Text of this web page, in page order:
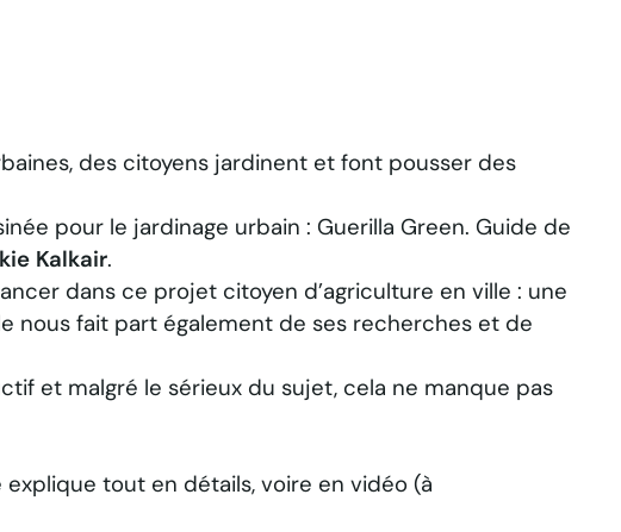
des citoyens jardinent et font pousser des
pour le jardinage urbain : Guerilla Green. Guide de
Kalkair.
dans ce projet citoyen d’agriculture en ville : une
nous fait part également de ses recherches et de
et malgré le sérieux du sujet, cela ne manque pas
tout en détails, voire en vidéo (à